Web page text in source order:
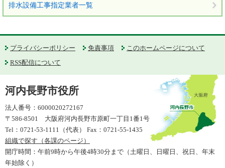
排水設備工事指定業者一覧
プライバシーポリシー 免責事項
このホームページについて
RSS配信について
河内長野市役所
法人番号：6000020272167
〒586-8501 大阪府河内長野市原町一丁目1番1号
Tel：0721-53-1111（代表） Fax：0721-55-1435
組織で探す（各課のページ）
開庁時間：午前9時から午後4時30分まで（土曜日、日曜日、祝日、年末
年始除く）